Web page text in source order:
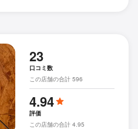
23
口コミ数
この店舗の合計 596
4.94
評価
この店舗の合計 4.95